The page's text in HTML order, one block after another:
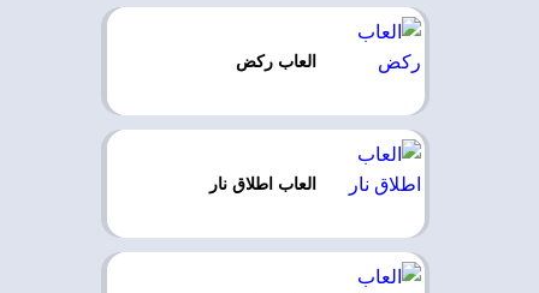
العاب ركض
العاب اطلاق نار